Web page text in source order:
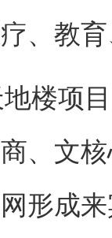
、教
地楼项
、文
形成